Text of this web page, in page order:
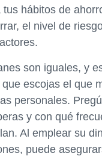
hábitos de
el nivel de
son iguales, y
escojas el que
personales.
y con qué
Al emplear su
puede